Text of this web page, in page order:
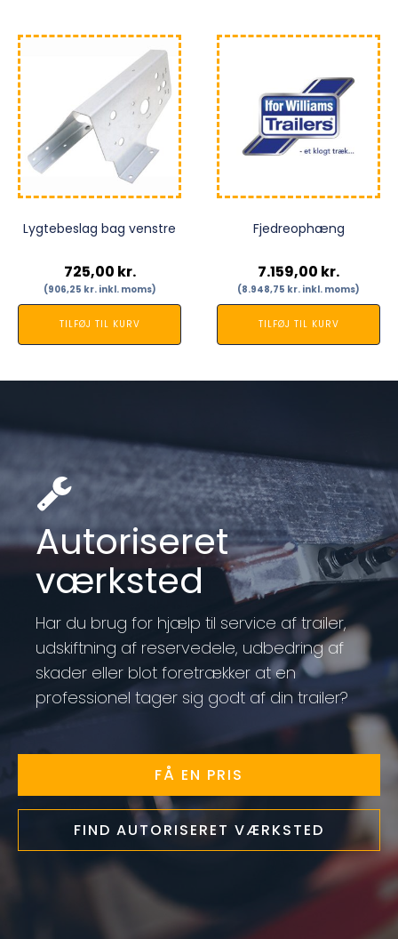
Lygtebeslag bag venstre
725,00 kr.
(906,25 kr.inkl. moms)
TILFØJ TIL KURV
Fjedreophæng
7.159,00 kr.
(8.948,75 kr. inkl. moms)
TILFØJ TIL KURV
Autoriseret
værksted
Har du brug for hjælp til service af trailer,
udskiftning af reservedele, udbedring af
skader eller blot foretrækker at en
professionel tager sig godt af din trailer?
FÅ EN PRIS
FIND AUTORISERET VÆRKSTED